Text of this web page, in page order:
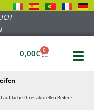
0,00€ 0
Ihres aktuellen Reifens.